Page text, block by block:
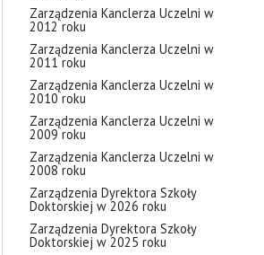
Zarządzenia Kanclerza Uczelni w
2012 roku
Zarządzenia Kanclerza Uczelni w
2011 roku
Zarządzenia Kanclerza Uczelni w
2010 roku
Zarządzenia Kanclerza Uczelni w
2009 roku
Zarządzenia Kanclerza Uczelni w
2008 roku
Zarządzenia Dyrektora Szkoły
Doktorskiej w 2026 roku
Zarządzenia Dyrektora Szkoły
Doktorskiej w 2025 roku